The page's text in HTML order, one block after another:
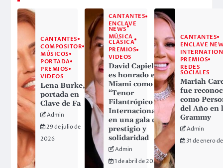
CANTANTES
COMPOSITOR
MÚSICOS
PORTADA
PREMIOS
VIDEOS
Lena Burke,
portada en
Clave de Fa
Admin
29 de julio de
2026
CANTANTES
ENCLAVE
NEWS
MÚSICA
CLÁSICA
PREMIOS
VIDEOS
David Capiello
es honrado en
Miami como
“Tenor
Filantrópico
Internacional”
en una gala de
prestigio y
solidaridad
Admin
1 de abril de 2026
CANTANTES
ENCLAVE
PREMIOS
REDES
SOCIALES
Mariah
fue
como
del Año en
Grammy
Admin
31 de enero